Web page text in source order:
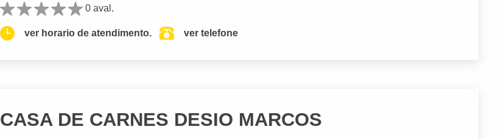
0 aval.
ver horario de atendimento. ver telefone
CASA DE CARNES DESIO MARCOS